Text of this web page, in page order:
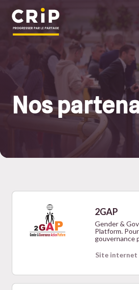
Nos
2GAP
Gender &
Platform.
gouvernance
Site internet